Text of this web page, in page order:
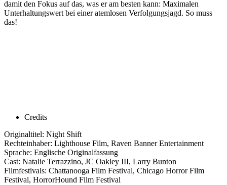
damit den Fokus auf das, was er am besten kann: Maximalen
Unterhaltungswert bei einer atemlosen Verfolgungsjagd. So muss
das!
Credits
Originaltitel: Night Shift
Rechteinhaber: Lighthouse Film, Raven Banner Entertainment
Sprache: Englische Originalfassung
Cast: Natalie Terrazzino, JC Oakley III, Larry Bunton
Filmfestivals: Chattanooga Film Festival, Chicago Horror Film
Festival, HorrorHound Film Festival